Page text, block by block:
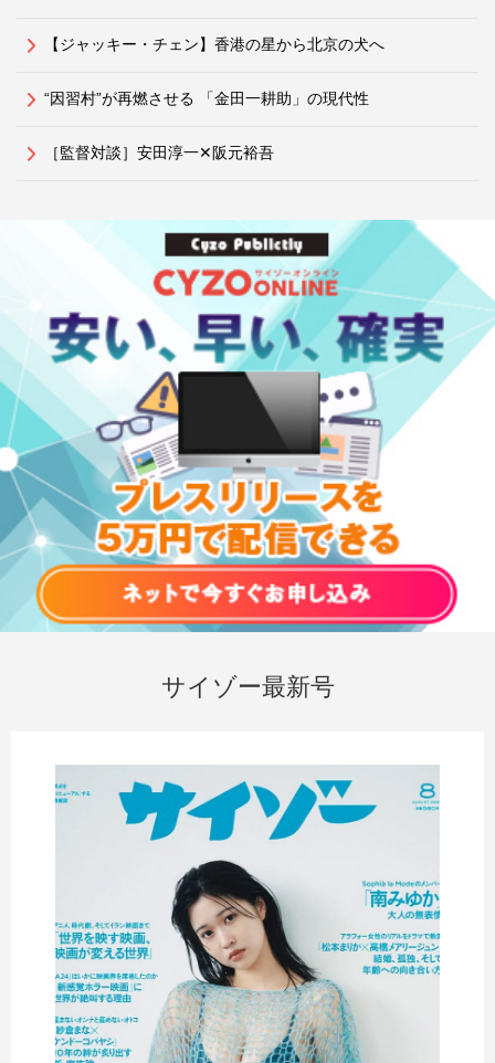
【ジャッキー・チェン】香港の星から北京の犬へ
“因習村”が再燃させる 「金田一耕助」の現代性
［監督対談］安田淳一✕阪元裕吾
サイゾー最新号